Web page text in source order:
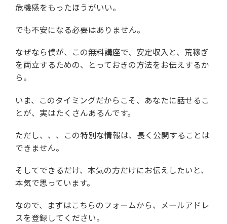
危機感をもったほうがいい。
でも不安になる必要はありません。
なぜなら僕が、この無料講座で、 安定収入と、荒稼ぎ
を両立するための、
とっておきの方法をお伝えするか
ら。
いま、このタイミングだからこそ、 あなたに話せるこ
とが、実はたくさんあるんです。
ただし、、、この特別な情報は、長く公開することは
できません。
そしてできるだけ、本気の方だけにお伝えしたいと、
本気で思っています。
なので、まずはこちらのフォームから、 メールアドレ
スを登録してください。